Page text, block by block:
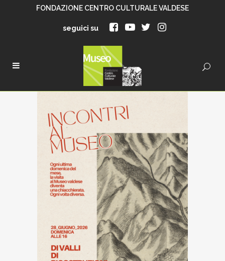
FONDAZIONE CENTRO CULTURALE VALDESE
seguici su